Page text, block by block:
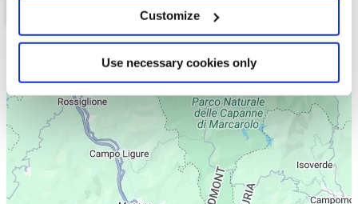
Customize
Use necessary cookies only